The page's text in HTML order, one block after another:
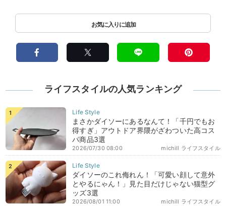
ライフスタイルの人気ランキング
まさかダイソーにあるなんて！「千円でもお
得すぎ」アウトドア界隈がざわついた高コス
パ商品3選
michill ライフスタイル
2026/07/30 08:00
ダイソーのこれ侮れん！「可愛い顔して意外
とやるにゃん！」見た目だけじゃない猫型グ
ッズ3選
michill ライフスタイル
2026/08/01 11:00